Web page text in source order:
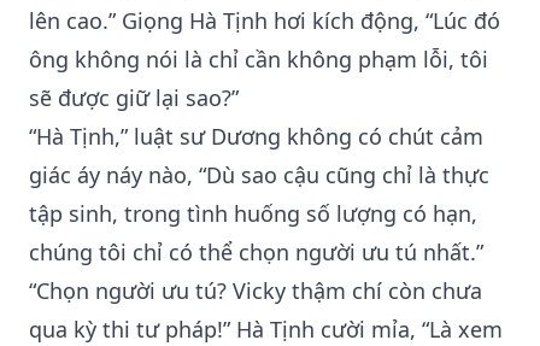
lên cao.” Giọng Hà Tịnh hơi kích động, “Lúc đó
ông không nói là chỉ cần không phạm lỗi, tôi
sẽ được giữ lại sao?”
“Hà Tịnh,” luật sư Dương không có chút cảm
giác áy náy nào, “Dù sao cậu cũng chỉ là thực
tập sinh, trong tình huống số lượng có hạn,
chúng tôi chỉ có thể chọn người ưu tú nhất.”
“Chọn người ưu tú? Vicky thậm chí còn chưa
qua kỳ thi tư pháp!” Hà Tịnh cười mỉa, “Là xem